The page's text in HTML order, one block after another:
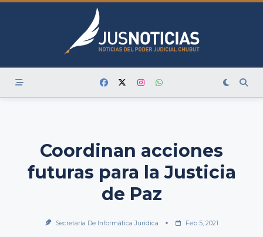
Skip
Coordinan acciones
futuras para la Justicia
de Paz
Secretaría De Informática Jurídica Feb 5, 2021